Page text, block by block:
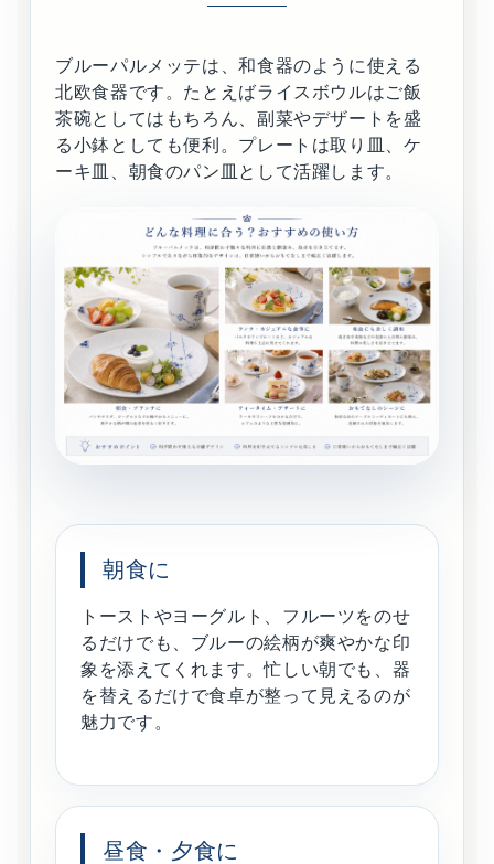
ブルーパルメッテは、和食器のように使える
北欧食器です。たとえばライスボウルはご飯
茶碗としてはもちろん、副菜やデザートを盛
る小鉢としても便利。プレートは取り皿、ケ
ーキ皿、朝食のパン皿として活躍します。
朝食に
トーストやヨーグルト、フルーツをのせ
るだけでも、ブルーの絵柄が爽やかな印
象を添えてくれます。忙しい朝でも、器
を替えるだけで食卓が整って見えるのが
魅力です。
昼食・夕食に